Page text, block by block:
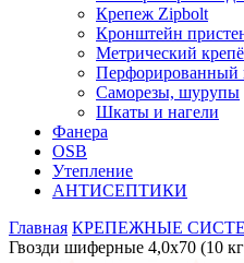
Крепеж Zipbolt
Кронштейн
Метрический
Перфорированный
Саморезы, шурупы
Шкаты и нагели
Фанера
OSB
Утепление
АНТИСЕПТИКИ
Главная КРЕПЕЖНЫЕ
Гвозди шиферные 4,0х70 (10